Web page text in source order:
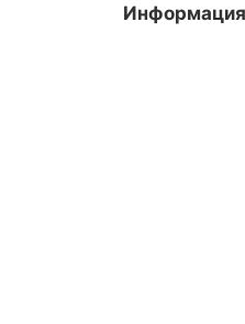
Информация